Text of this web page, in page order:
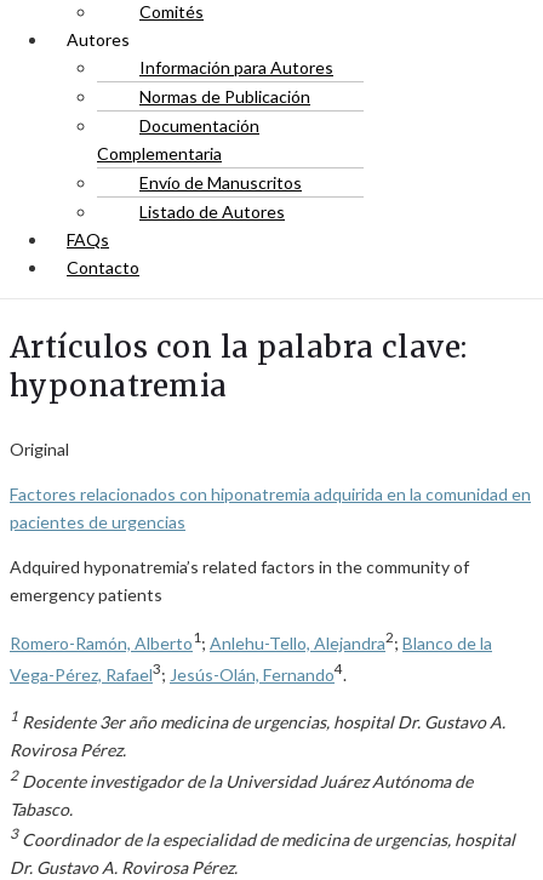
Comités
Autores
Información para Autores
Normas de Publicación
Documentación
Complementaria
Envío de Manuscritos
Listado de Autores
FAQs
Contacto
Artículos con la palabra clave:
hyponatremia
Original
Factores relacionados con hiponatremia adquirida en la comunidad en
pacientes de urgencias
Adquired hyponatremia’s related factors in the community of
emergency patients
Romero-Ramón, Alberto1 ; Anlehu-Tello, Alejandra2; Blanco de la
Vega-Pérez, Rafael3; Jesús-Olán, Fernando4
1 Residente 3er año medicina de urgencias, hospital Dr. Gustavo A.
Rovirosa Pérez.
2Docente investigador de la Universidad Juárez Autónoma de
Tabasco.
3Coordinador de la especialidad de medicina de urgencias, hospital
Dr. Gustavo A. Rovirosa Pérez.